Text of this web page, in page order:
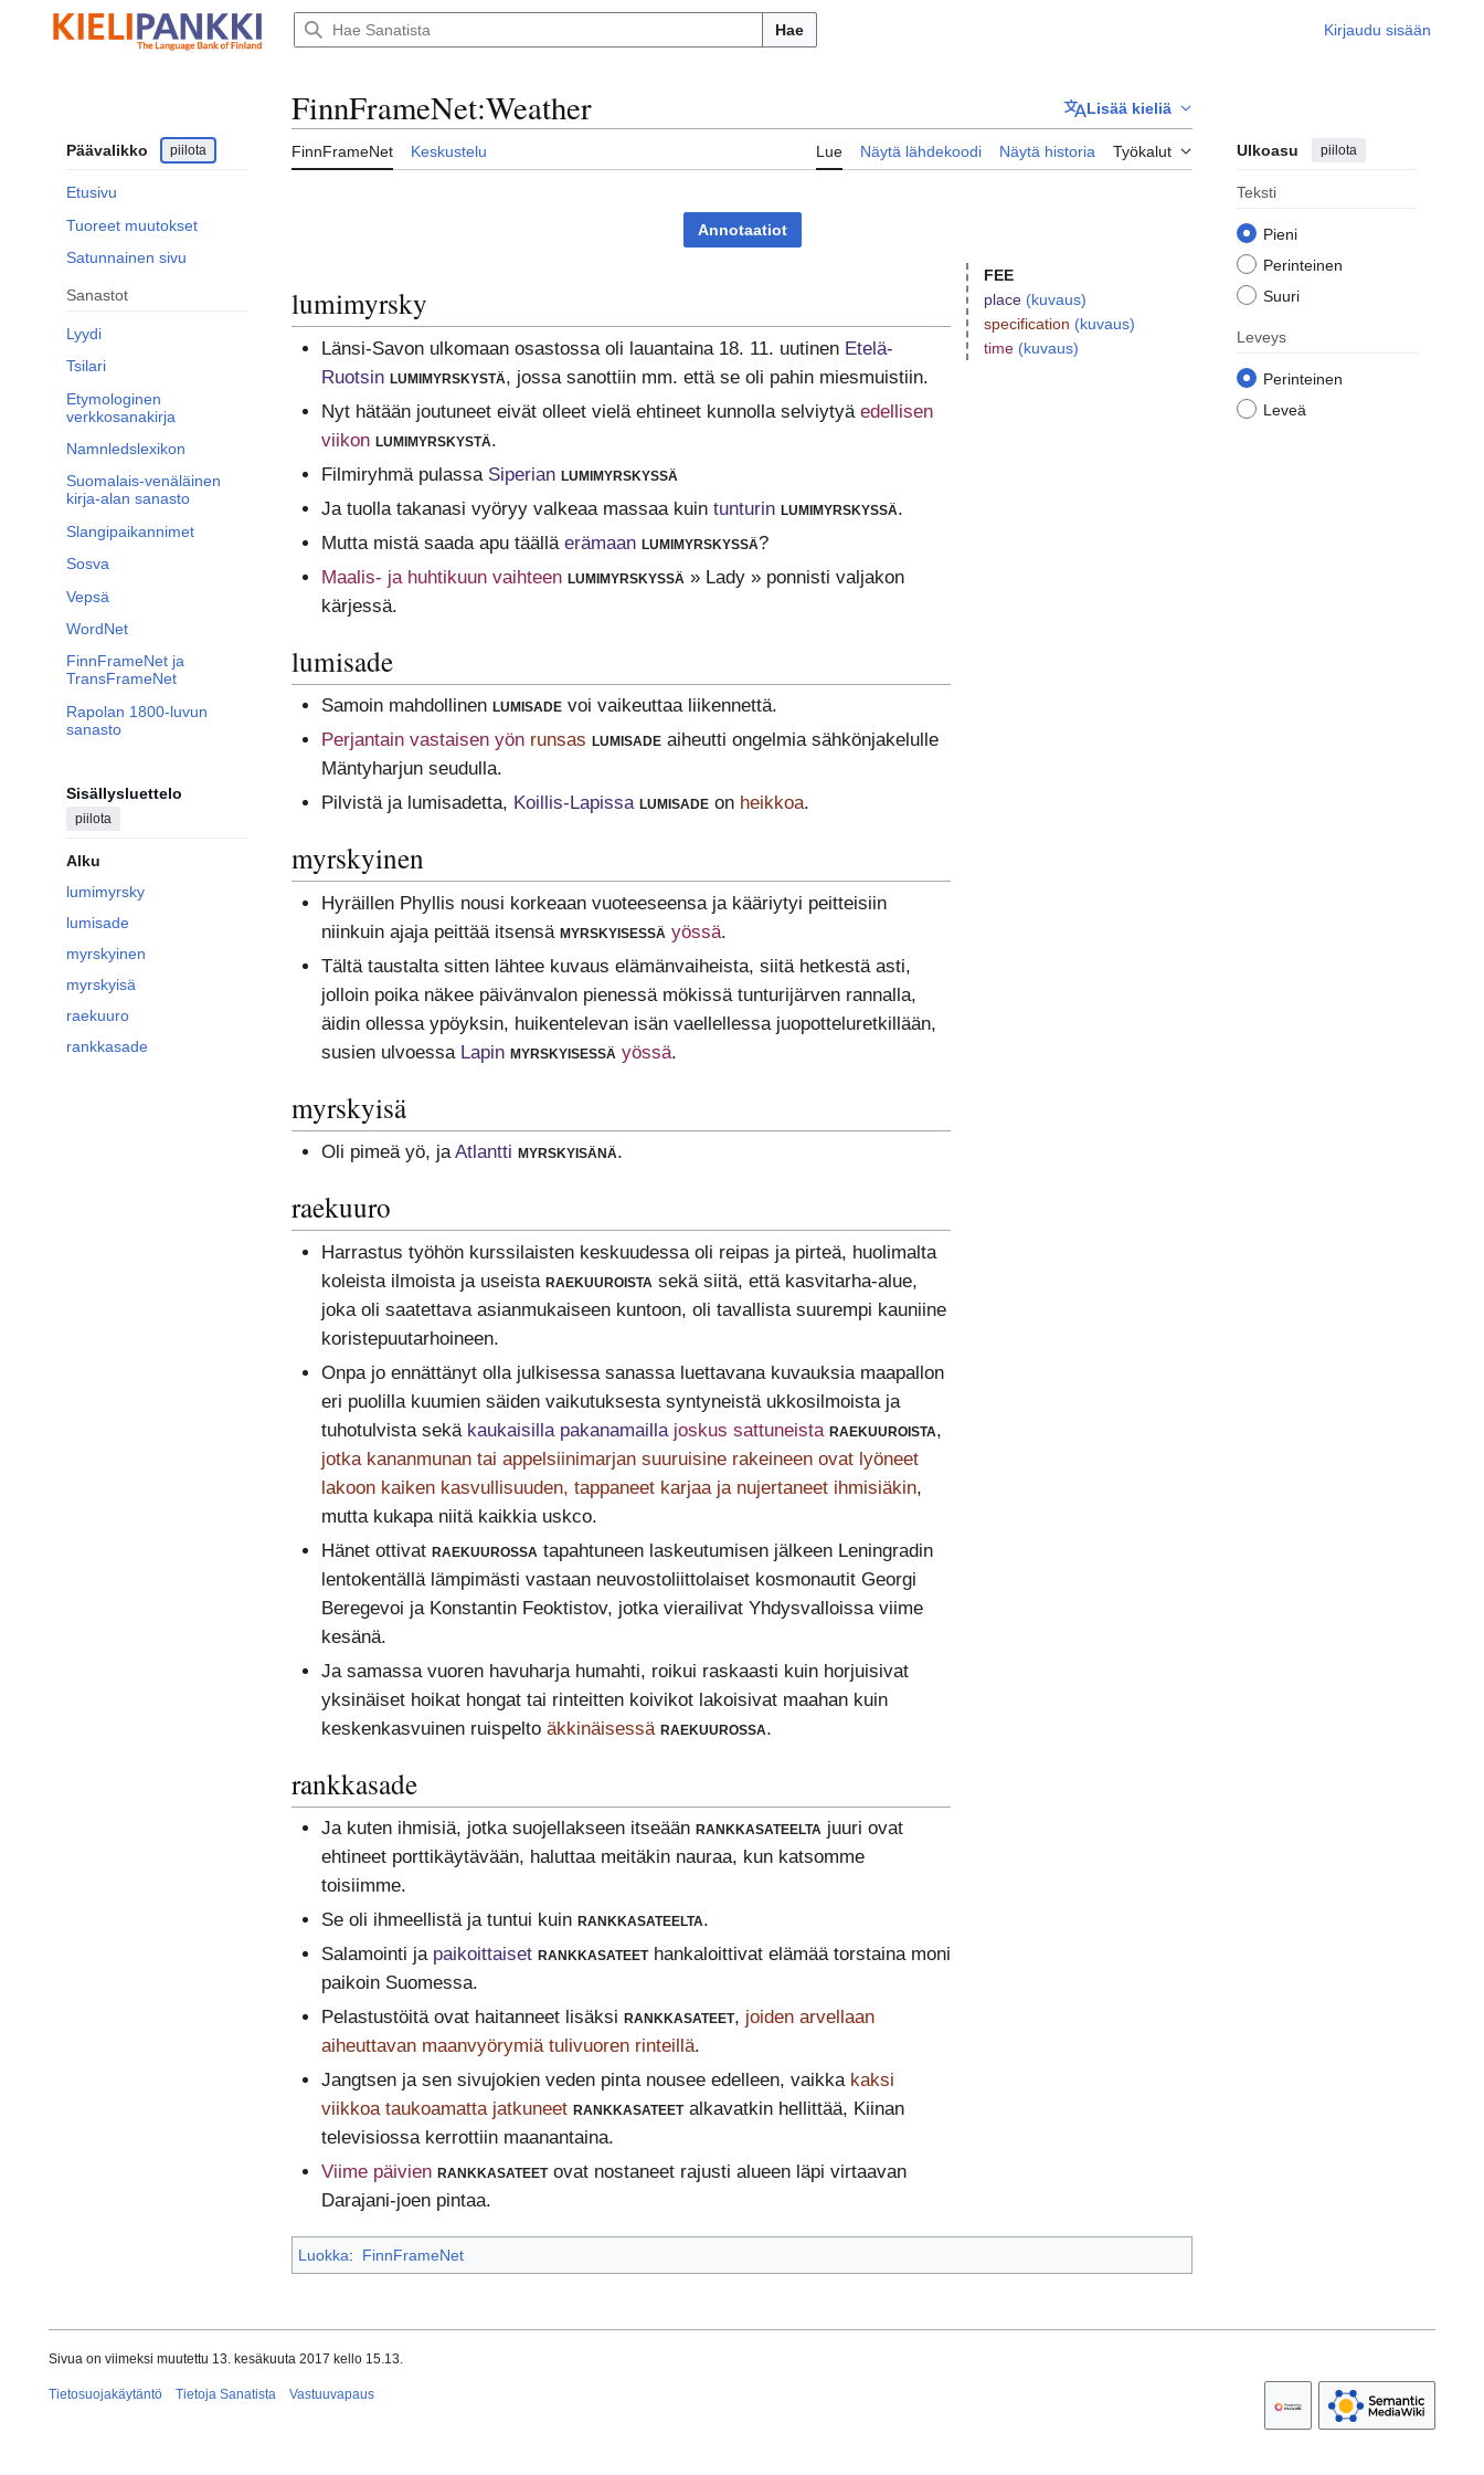
sisältöön
Hae Kirjaudu sisään
Päävalikko piilota
Etusivu
Tuoreet muutokset
Satunnainen sivu
Sanastot
Lyydi
Tsilari
Etymologinen
verkkosanakirja
Namnledslexikon
Suomalais-venäläinen
kirja-alan sanasto
Slangipaikannimet
Sosva
Vepsä
WordNet
FinnFrameNet ja
TransFrameNet
Rapolan 1800-luvun
sanasto
Sisällysluettelo
piilota
Alku
lumimyrsky
lumisade
myrskyinen
myrskyisä
raekuuro
rankkasade
FinnFrameNet:Weather Lisää kieliä
FinnFrameNet Keskustelu Lue Näytä lähdekoodi Näytä historia Työkalut Ulkoasu piilota
Teksti
Pieni
Perinteinen
Suuri
Leveys
Perinteinen
Leveä
Annotaatiot
lumimyrsky
Länsi-Savon ulkomaan osastossa oli lauantaina 18. 11. uutinen Etelä-
Ruotsin lumimyrskystä, jossa sanottiin mm. että se oli pahin miesmuistiin.
Nyt hätään joutuneet eivät olleet vielä ehtineet kunnolla selviytyä edellisen
viikon lumimyrskystä.
Filmiryhmä pulassa Siperian lumimyrskyssä
Ja tuolla takanasi vyöryy valkeaa massaa kuin tunturin lumimyrskyssä.
Mutta mistä saada apu täällä erämaan lumimyrskyssä?
Maalis- ja huhtikuun vaihteen lumimyrskyssä » Lady » ponnisti valjakon
kärjessä.
lumisade
Samoin mahdollinen lumisadevoi vaikeuttaa liikennettä.
Perjantain vastaisen yön runsas lumisadeaiheutti ongelmia sähkönjakelulle
Mäntyharjun seudulla.
Pilvistä ja lumisadetta, Koillis-Lapissa lumisadeon heikkoa.
myrskyinen
Hyräillen Phyllis nousi korkeaan vuoteeseensa ja kääriytyi peitteisiin
niinkuin ajaja peittää itsensä myrskyisessä yössä.
Tältä taustalta sitten lähtee kuvaus elämänvaiheista, siitä hetkestä asti,
jolloin poika näkee päivänvalon pienessä mökissä tunturijärven rannalla,
äidin ollessa ypöyksin, huikentelevan isän vaellellessa juopotteluretkillään,
susien ulvoessa Lapin myrskyisessä yössä.
myrskyisä
Oli pimeä yö, jaAtlantti myrskyisänä.
raekuuro
Harrastus työhön kurssilaisten keskuudessa oli reipas ja pirteä, huolimalta
koleista ilmoista ja useista raekuuroista sekä siitä, että kasvitarha-alue,
joka oli saatettava asianmukaiseen kuntoon, oli tavallista suurempi kauniine
koristepuutarhoineen.
Onpa jo ennättänyt olla julkisessa sanassa luettavana kuvauksia maapallon
eri puolilla kuumien säiden vaikutuksesta syntyneistä ukkosilmoista ja
tuhotulvista sekä kaukaisilla pakanamailla joskus sattuneista raekuuroista,
jotka kananmunan tai appelsiinimarjan suuruisine rakeineen ovat lyöneet
lakoon kaiken kasvullisuuden, tappaneet karjaa ja nujertaneet ihmisiäkin,
mutta kukapa niitä kaikkia uskco.
Hänet ottivat raekuurossa tapahtuneen laskeutumisen jälkeen Leningradin
lentokentällä lämpimästi vastaan neuvostoliittolaiset kosmonautit Georgi
Beregevoi ja Konstantin Feoktistov, jotka vierailivat Yhdysvalloissa viime
kesänä.
Ja samassa vuoren havuharja humahti, roikui raskaasti kuin horjuisivat
yksinäiset hoikat hongat tai rinteitten koivikot lakoisivat maahan kuin
keskenkasvuinen ruispelto äkkinäisessä raekuurossa.
rankkasade
Ja kuten ihmisiä, jotka suojellakseen itseään rankkasateeltajuuri ovat
ehtineet porttikäytävään, haluttaa meitäkin nauraa, kun katsomme
toisiimme.
Se oli ihmeellistä ja tuntui kuin rankkasateelta.
Salamointi ja paikoittaiset rankkasateethankaloittivat elämää torstaina moni
paikoin Suomessa.
Pelastustöitä ovat haitanneet lisäksi rankkasateet, joiden arvellaan
aiheuttavan maanvyörymiä tulivuoren rinteillä.
Jangtsen ja sen sivujokien veden pinta nousee edelleen, vaikka kaksi
viikkoa taukoamatta jatkuneet rankkasateetalkavatkin hellittää, Kiinan
televisiossa kerrottiin maanantaina.
Viime päivien rankkasateetovat nostaneet rajusti alueen läpi virtaavan
Darajani-joen pintaa.
FEE
place (kuvaus)
specification (kuvaus)
time (kuvaus)
Luokka: FinnFrameNet
Sivua on viimeksi muutettu 13. kesäkuuta 2017 kello 15.13.
Tietosuojakäytäntö Tietoja Sanatista Vastuuvapaus